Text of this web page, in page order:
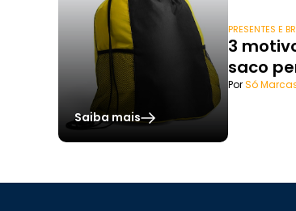
Saiba mais
PRESENTES E
3
saco
PorSó